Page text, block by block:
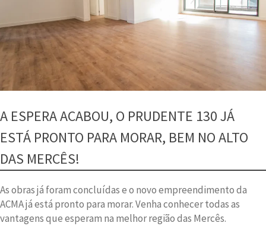
A ESPERA ACABOU, O PRUDENTE 130 JÁ
ESTÁ PRONTO PARA MORAR, BEM NO ALTO
DAS MERCÊS!
As obras já foram concluídas e o novo empreendimento da
ACMA já está pronto para morar. Venha conhecer todas as
vantagens que esperam na melhor região das Mercês.